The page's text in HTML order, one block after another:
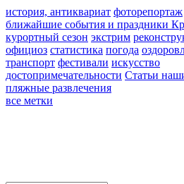
история, антиквариат фоторепортаж
ближайшие события и праздники
курортный сезон экстрим
официоз статистика погода
транспорт фестивали искусство
достопримечательности Статьи
пляжные развлечения
все метки